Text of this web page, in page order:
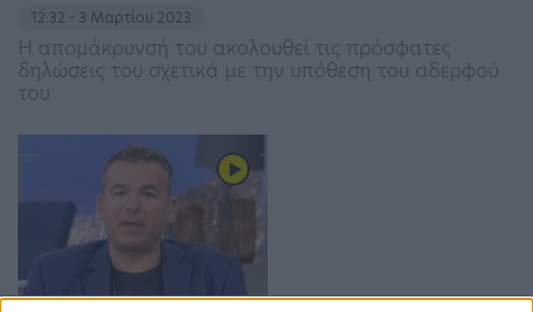
12:32 - 3 Μαρτίου 2023
Η απομάκρυνσή του ακολουθεί τις πρόσφατες
δηλώσεις του σχετικά με την υπόθεση του αδερφού
του